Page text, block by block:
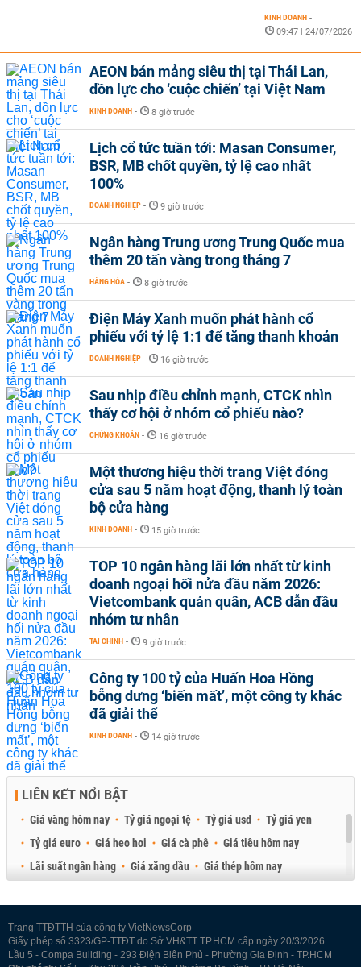
KINH DOANH -
09:47 | 24/07/2026
AEON bán mảng siêu thị tại Thái Lan,
dồn lực cho ‘cuộc chiến’ tại Việt Nam
KINH DOANH - 8 giờ trước
Lịch cổ tức tuần tới: Masan Consumer,
BSR, MB chốt quyền, tỷ lệ cao nhất
100%
DOANH NGHIỆP - 9 giờ trước
Ngân hàng Trung ương Trung Quốc mua
thêm 20 tấn vàng trong tháng 7
HÀNG HÓA - 8 giờ trước
Điện Máy Xanh muốn phát hành cổ
phiếu với tỷ lệ 1:1 để tăng thanh khoản
DOANH NGHIỆP - 16 giờ trước
Sau nhịp điều chỉnh mạnh, CTCK nhìn
thấy cơ hội ở nhóm cổ phiếu nào?
CHỨNG KHOÁN - 16 giờ trước
Một thương hiệu thời trang Việt đóng
cửa sau 5 năm hoạt động, thanh lý toàn
bộ cửa hàng
KINH DOANH - 15 giờ trước
TOP 10 ngân hàng lãi lớn nhất từ kinh
doanh ngoại hối nửa đầu năm 2026:
Vietcombank quán quân, ACB dẫn đầu
nhóm tư nhân
TÀI CHÍNH - 9 giờ trước
Công ty 100 tỷ của Huấn Hoa Hồng
bỗng dưng ‘biến mất’, một công ty khác
đã giải thể
KINH DOANH - 14 giờ trước
LIÊN KẾT NỔI BẬT
Giá vàng hôm nay Tỷ giá ngoại tệ Tỷ giá usd
Tỷ giá yen
Tỷ giá euro
Giá heo hơi Giá cà phê
Giá tiêu hôm nay
Lãi suất ngân hàng
Giá xăng dầu
Giá thép hôm nay
Trang TTĐTTH của công ty VietNewsCorp
Giấy phép số 3323/GP-TTĐT do Sở VH&TT TP.HCM cấp ngày 20/3/2026
Lầu 5 - Compa Building - 293 Điện Biên Phủ - Phường Gia Định - TP.HCM